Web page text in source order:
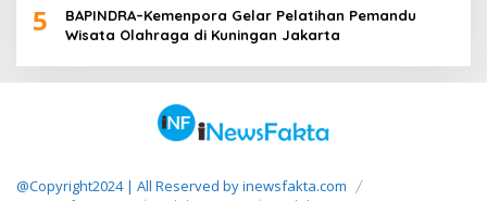
5
BAPINDRA–Kemenpora Gelar Pelatihan Pemandu
Wisata Olahraga di Kuningan Jakarta
@Copyright2024 | All Reserved by inewsfakta.com